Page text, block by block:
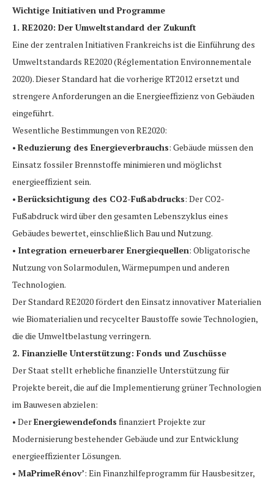
Wichtige Initiativen und Programme
1. RE2020: Der Umweltstandard der Zukunft
Eine der zentralen Initiativen Frankreichs ist die Einführung des
Umweltstandards RE2020 (Réglementation Environnementale
2020). Dieser Standard hat die vorherige RT2012 ersetzt und
strengere Anforderungen an die Energieeffizienz von Gebäuden
eingeführt.
Wesentliche Bestimmungen von RE2020:
• Reduzierung des Energieverbrauchs: Gebäude müssen den
Einsatz fossiler Brennstoffe minimieren und möglichst
energieeffizient sein.
• Berücksichtigung des CO2-Fußabdrucks: Der CO2-
Fußabdruck wird über den gesamten Lebenszyklus eines
Gebäudes bewertet, einschließlich Bau und Nutzung.
• Integration erneuerbarer Energiequellen: Obligatorische
Nutzung von Solarmodulen, Wärmepumpen und anderen
Technologien.
Der Standard RE2020 fördert den Einsatz innovativer Materialien
wie Biomaterialien und recycelter Baustoffe sowie Technologien,
die die Umweltbelastung verringern.
2. Finanzielle Unterstützung: Fonds und Zuschüsse
Der Staat stellt erhebliche finanzielle Unterstützung für
Projekte bereit, die auf die Implementierung grüner Technologien
im Bauwesen abzielen:
• DerEnergiewendefonds finanziert Projekte zur
Modernisierung bestehender Gebäude und zur Entwicklung
energieeffizienter Lösungen.
• MaPrimeRénov’: Ein Finanzhilfeprogramm für Hausbesitzer,